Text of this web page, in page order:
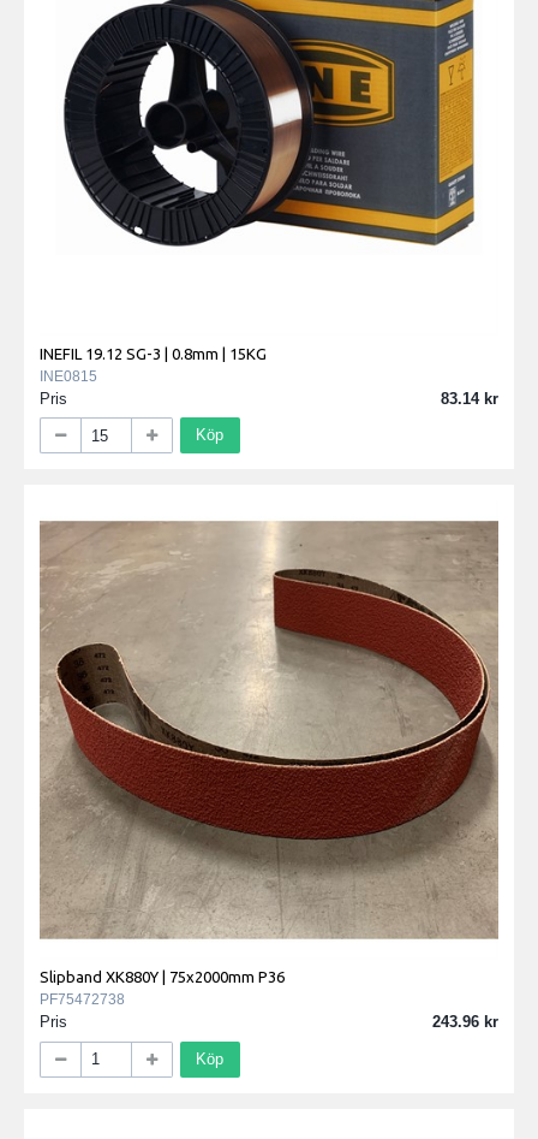
INEFIL 19.12 SG-3 | 0.8mm | 15KG
INE0815
Pris 83.14
Köp
Slipband XK880Y | 75x2000mm P36
PF75472738
Pris 243.96
Köp